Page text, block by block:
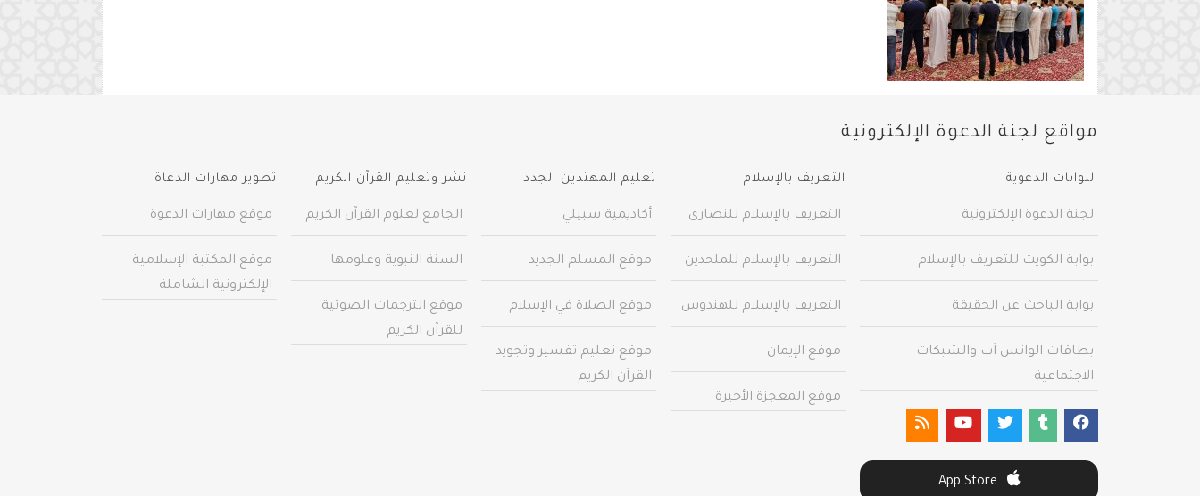
مواقع لجنة الدعوة الإلكترونية
البوابات الدعوية
لجنة الدعوة الإلكترونية
بوابة الكويت للتعريف بالإسلام
بوابة الباحث عن الحقيقة
بطاقات الواتس آب والشبكات
الاجتماعية
التعريف بالإسلام
التعريف بالإسلام للنصارى
التعريف بالإسلام للملحدين
التعريف بالإسلام للهندوس
موقع الإيمان
موقع المعجزة الأخيرة
تعليم المهتدين الجدد
أكاديمية سبيلي
موقع المسلم الجديد
موقع الصلاة في الإسلام
موقع تعليم تفسير وتجويد
القرآن الكريم
نشر وتعليم القرآن الكريم
الجامع لعلوم القرآن الكريم
السنة النبوية وعلومها
موقع الترجمات الصوتية
للقرآن الكريم
تطوير مهارات الدعاة
موقع مهارات الدعوة
موقع المكتبة الإسلامية
الإلكترونية الشاملة